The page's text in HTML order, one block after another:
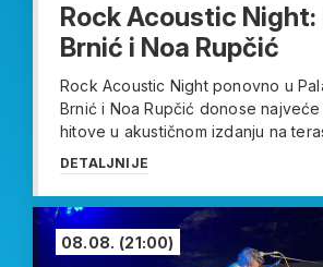
Rock Acoustic Night:
Brnić i Noa Rupčić
Rock Acoustic Night ponovno u
Brnić i Noa Rupčić donose
hitove u akustičnom izdanju na
DETALJNIJE
08.08. (21:00)